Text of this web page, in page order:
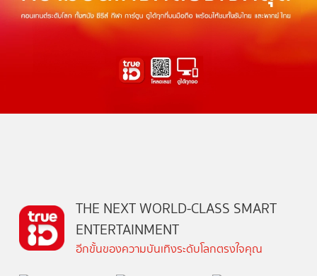
THE NEXT WORLD-CLASS SMART
ENTERTAINMENT
อีกขั้นของความบันเทิงระดับโลกตรงใจคุณ